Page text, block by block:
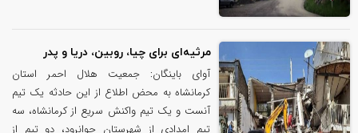
مرثیه‌ای برای چیا، روبین، دریا و پدر
آوای باینگان: جمعیت هلال احمر استان
کرمانشاه به محض اطلاع از این حادثه یک تیم
آنست و یک تیم واکنش سریع از کرمانشاه، سه
تیم امدادی از شهرستان جوانرود، دو تیم از